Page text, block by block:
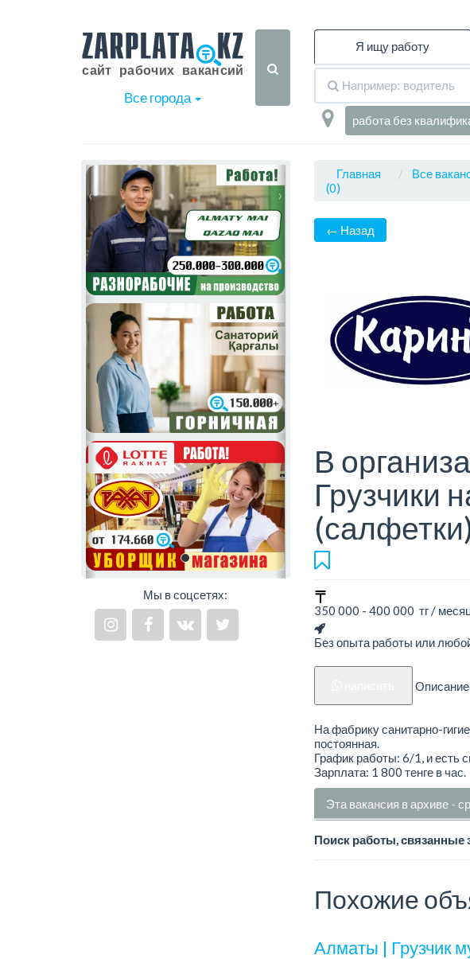
Все города
Я ищу работу
работа без
‹ ›
Мы в соцсетях:
Главная Все
(0)
← Назад
В
Грузчики
350 000 - 400 000 тг /
Без опыта работы или
На фабрику санитарно-
постоянная.
График работы: 6/1, и есть
Зарплата: 1 800 тенге в час.
Эта вакансия в архиве -
Поиск работы, связанные
Похожие
Алматы | Грузчик